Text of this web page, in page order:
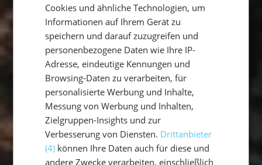
Cookies und ähnliche Technologien, um
Informationen auf Ihrem Gerät zu
speichern und darauf zuzugreifen und
personenbezogene Daten wie Ihre IP-
Adresse, eindeutige Kennungen und
Browsing-Daten zu verarbeiten, für
personalisierte Werbung und Inhalte,
Messung von Werbung und Inhalten,
Zielgruppen-Insights und zur
Verbesserung von Diensten. Drittanbieter
(4) können Ihre Daten auch für diese und
andere Zwecke verarbeiten, einschließlich